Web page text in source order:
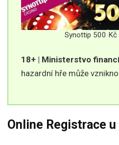
Synottip 500 Kč
18+ | Ministerstvo
hazardní hře může
Online Registrace